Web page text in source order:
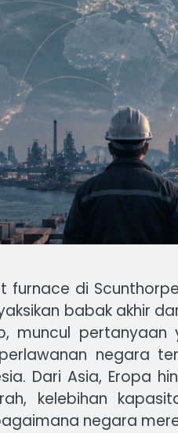
furnace di
babak akhir
muncul
negara
Dari Asia, Eropa
kelebihan
negara